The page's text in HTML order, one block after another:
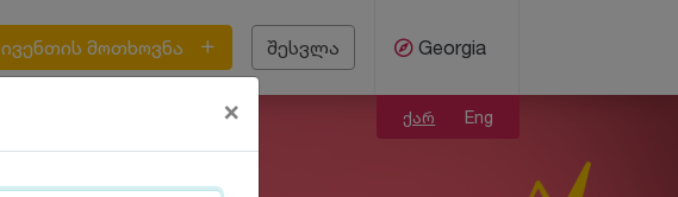
Georgia
ივენთის მოთხოვნა შესვლა
ქარ Eng
×